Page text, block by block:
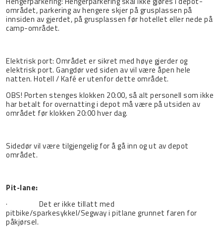
området, parkering av hengere skjer på grusplassen på
innsiden av gjerdet, på grusplassen før hotellet eller nede på
camp-området.
Elektrisk port: Området er sikret med høye gjerder og
elektrisk port. Gangdør ved siden av vil være åpen hele
natten. Hotell / Kafé er utenfor dette området.
OBS! Porten stenges klokken 20:00, så alt personell som ikke
har betalt for overnatting i depot må være på utsiden av
området før klokken 20:00 hver dag.
Sidedør vil være tilgjengelig for å gå inn og ut av depot
området.
Pit-lane:
· Det er ikke tillatt med
pitbike/sparkesykkel/Segway i pitlane grunnet faren for
påkjørsel.